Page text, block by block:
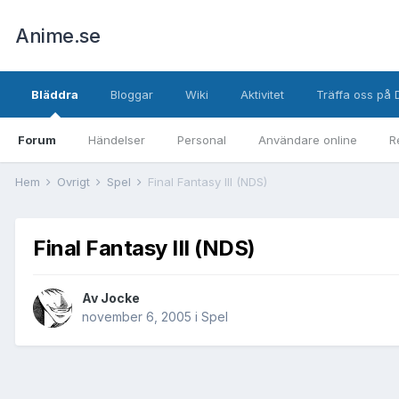
Anime.se
Bläddra
Forum Händelser Personal Användare online
Bloggar Wiki Aktivitet Träffa oss på
Hem Övrigt Spel Final Fantasy III (NDS)
Final Fantasy III (NDS)
Av Jocke
november 6, 2005 i Spel